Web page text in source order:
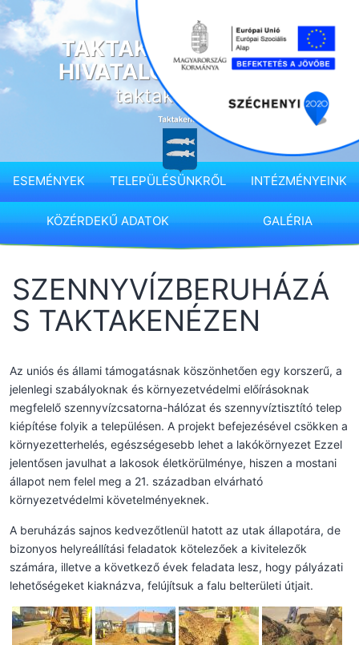
Ugrás
a
tartalomhozTAKTAKENÉZ KÖZSÉG
HIVATALOS HONLAPJA
taktakenez.hu
ESEMÉNYEK TELEPÜLÉSÜNKRŐL INTÉZMÉNYEINK
KÖZÉRDEKŰ ADATOK GALÉRIA
SZENNYVÍZBERUHÁZÁ
S TAKTAKENÉZEN
Az uniós és állami támogatásnak köszönhetően egy korszerű, a
jelenlegi szabályoknak és környezetvédelmi előírásoknak
megfelelő szennyvízcsatorna-hálózat és szennyvíztisztító telep
kiépítése folyik a településen. A projekt befejezésével csökken a
környezetterhelés, egészségesebb lehet a lakókörnyezet Ezzel
jelentősen javulhat a lakosok életkörülménye, hiszen a mostani
állapot nem felel meg a 21. században elvárható
környezetvédelmi követelményeknek.
A beruházás sajnos kedvezőtlenül hatott az utak állapotára, de
bizonyos helyreállítási feladatok kötelezőek a kivitelezők
számára, illetve a következő évek feladata lesz, hogy pályázati
lehetőségeket kiaknázva, felújítsuk a falu belterületi útjait.